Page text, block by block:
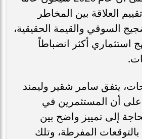
العلاقة بين المخاطر
السوقي والقيمة الحقيقية،
استثماري أكثر انضباطاً
يتفق سامر شقير وليمند
أن المستثمرين في
إلى تمييز واضح بين
المفرطة، وتلك